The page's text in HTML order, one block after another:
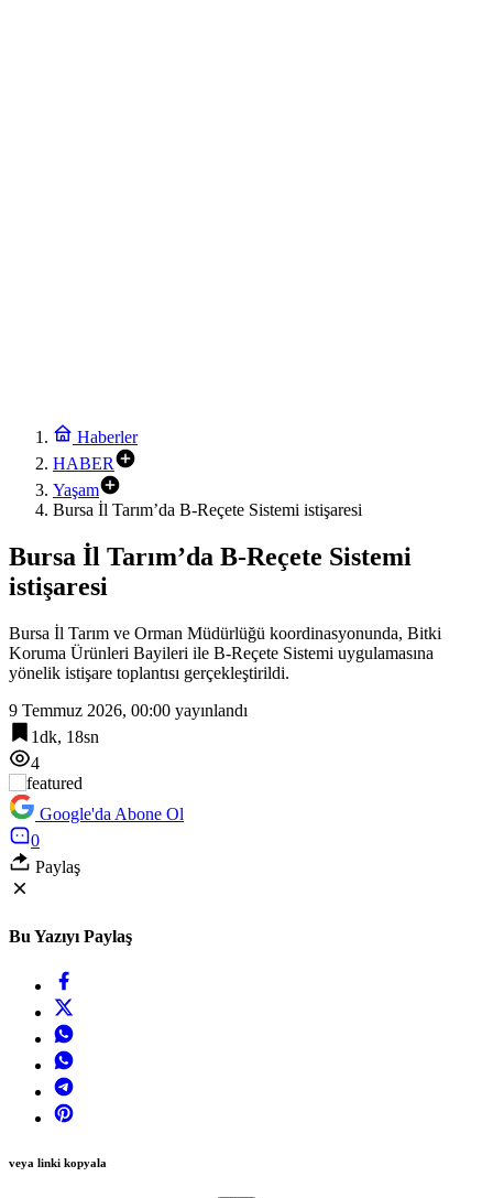
Haberler
HABER
Yaşam
Bursa İl Tarım’da B-Reçete Sistemi istişaresi
Bursa İl Tarım’da B-Reçete Sistemi
istişaresi
Bursa İl Tarım ve Orman Müdürlüğü koordinasyonunda, Bitki
Koruma Ürünleri Bayileri ile B-Reçete Sistemi uygulamasına
yönelik istişare toplantısı gerçekleştirildi.
9 Temmuz 2026, 00:00 yayınlandı
1dk, 18sn
4
Google'da Abone Ol
0
Paylaş
Bu Yazıyı Paylaş
veya linki kopyala